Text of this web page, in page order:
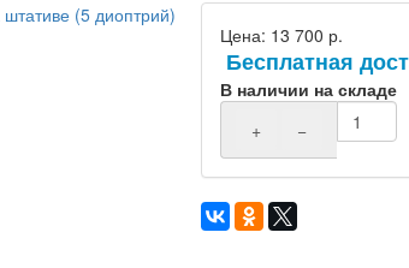
Цена: 13 700 р.
Бесплатная
В наличии на складе
+
−